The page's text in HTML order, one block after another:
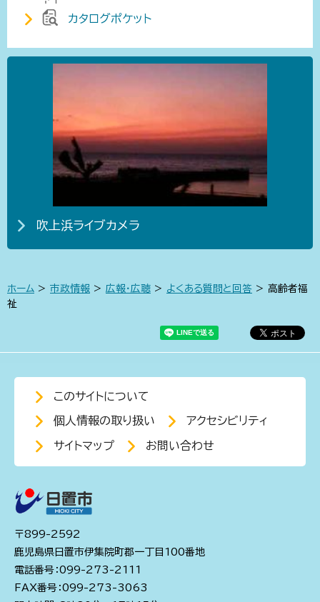
カタログポケット
吹上浜ライブカメラ
ホーム > 市政情報 > 広報・広聴 > よくある質問と回答 > 高齢者福
祉
このサイトについて
個人情報の取り扱い アクセシビリティ
サイトマップ お問い合わせ
〒899-2592
鹿児島県日置市伊集院町郡一丁目100番地
電話番号：099-273-2111
FAX番号：099-273-3063